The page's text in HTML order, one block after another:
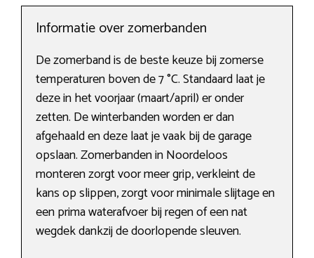
Informatie over zomerbanden
De zomerband is de beste keuze bij zomerse
temperaturen boven de 7 °C. Standaard laat je
deze in het voorjaar (maart/april) er onder
zetten. De winterbanden worden er dan
afgehaald en deze laat je vaak bij de garage
opslaan. Zomerbanden in Noordeloos
monteren zorgt voor meer grip, verkleint de
kans op slippen, zorgt voor minimale slijtage en
een prima waterafvoer bij regen of een nat
wegdek dankzij de doorlopende sleuven.